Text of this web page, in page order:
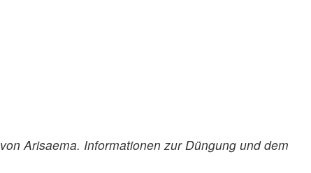
Arisaema. Informationen zur Düngung und dem